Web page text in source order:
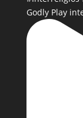
Godly Play